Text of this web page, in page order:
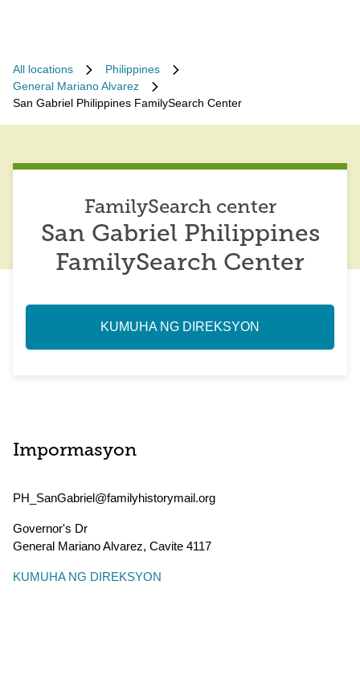
All locations
Philippines
General Mariano Alvarez
San Gabriel Philippines FamilySearch Center
FamilySearch center
San Gabriel Philippines
FamilySearch Center
KUMUHA NG DIREKSYON
Impormasyon
PH_SanGabriel@familyhistorymail.org
Governor's Dr
General Mariano Alvarez, Cavite 4117
KUMUHA NG DIREKSYON